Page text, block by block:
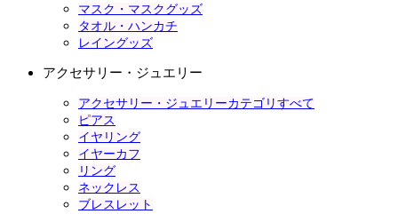
マスク・マスクグッズ
タオル・ハンカチ
レイングッズ
アクセサリー・ジュエリー
アクセサリー・ジュエリーカテゴリすべて
ピアス
イヤリング
イヤーカフ
リング
ネックレス
ブレスレット